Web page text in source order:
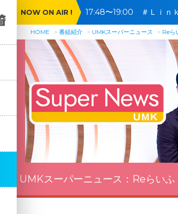
NOW ON AIR !
17:48〜19:00 ＃Ｌｉｎ
語る▼花の日
HOME 番組紹介 UMKスーパーニュース Reら
UMKスーパーニュース： Reらいふ